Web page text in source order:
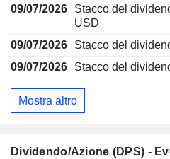
09/07/2026
Stacco del
USD
09/07/2026
Stacco del
09/07/2026
Stacco del
Mostra altro
Dividendo/Azione (DPS) -